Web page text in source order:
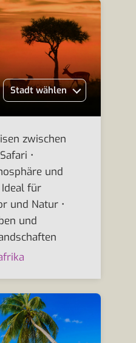
Stadt wählen
zwischen
•
und
für
und Natur •
und